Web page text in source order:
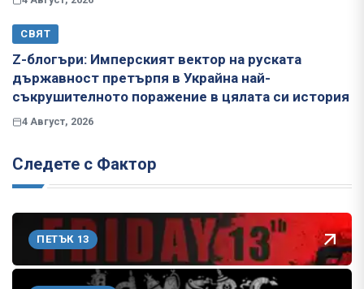
СВЯТ
Z-блогъри: Имперският вектор на руската
държавност претърпя в Украйна най-
съкрушителното поражение в цялата си история
4 Август, 2026
Следете с Фактор
ПЕТЪК 13